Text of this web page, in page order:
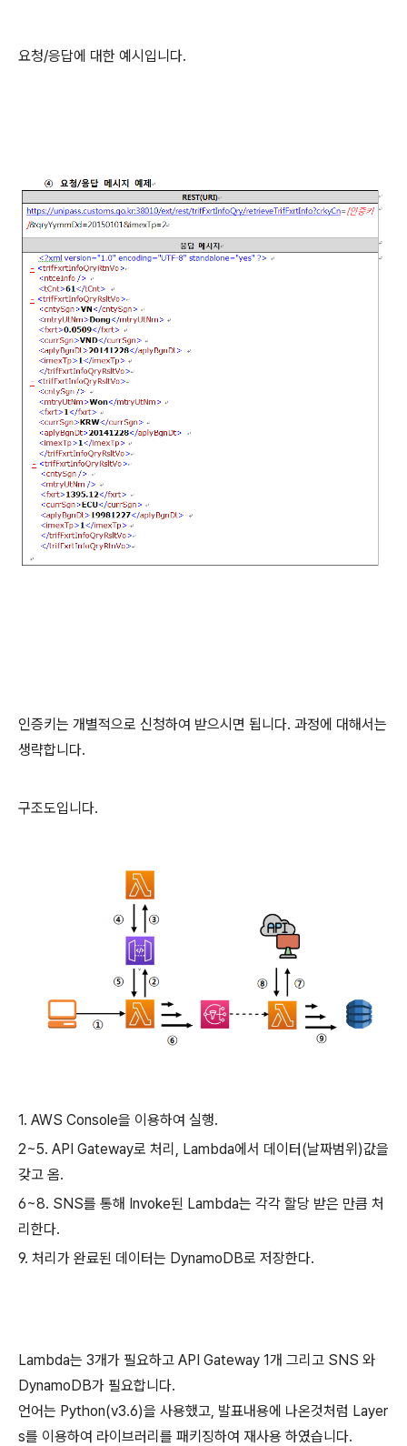
요청/응답에 대한 예시입니다.
인증키는 개별적으로 신청하여 받으시면 됩니다. 과정에 대해서는
생략합니다.
구조도입니다.
1. AWS Console을 이용하여 실행.
2~5. API Gateway로 처리, Lambda에서 데이터(날짜범위)값을
갖고 옴.
6~8. SNS를 통해 Invoke된 Lambda는 각각 할당 받은 만큼 처
리한다.
9. 처리가 완료된 데이터는 DynamoDB로 저장한다.
Lambda는 3개가 필요하고 API Gateway 1개 그리고 SNS 와
DynamoDB가 필요합니다.
언어는 Python(v3.6)을 사용했고, 발표내용에 나온것처럼 Layer
s를 이용하여 라이브러리를 패키징하여 재사용 하였습니다.